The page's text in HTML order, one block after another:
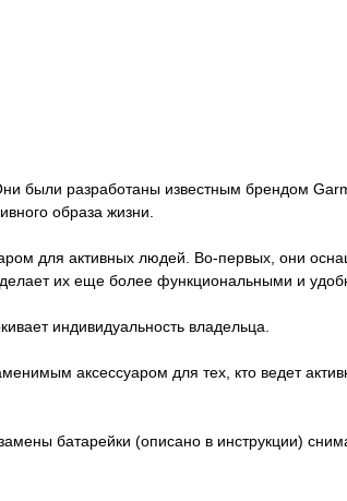
были разработаны известным брендом
образа жизни.
для активных людей. Во-первых, они
их еще более функциональными и
индивидуальность владельца.
аксессуаром для тех, кто ведет
батарейки (описано в инструкции)